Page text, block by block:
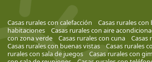
Casas rurales con calefacción
Casas rurales con
habitaciones
Casas rurales con aire
con zona verde
Casas rurales con cuna
Casas
Casas rurales con buenas vistas
Casas rurales
rurales con sala de juegos
Casas rurales con